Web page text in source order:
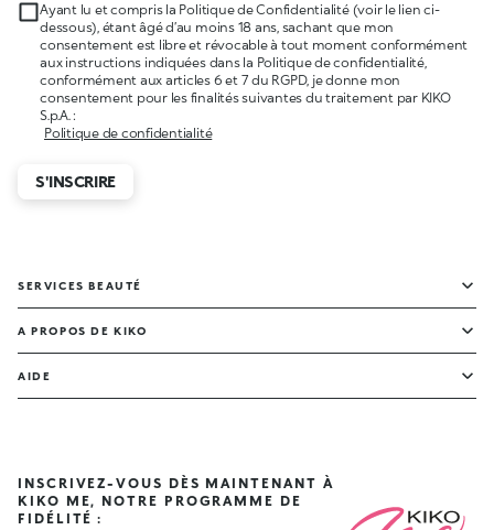
Ayant lu et compris la Politique de Confidentialité (voir le lien ci-
dessous), étant âgé d’au moins 18 ans, sachant que mon
consentement est libre et révocable à tout moment conformément
aux instructions indiquées dans la Politique de confidentialité,
conformément aux articles 6 et 7 du RGPD, je donne mon
consentement pour les finalités suivantes du traitement par KIKO
S.p.A. :
Politique de confidentialité
S'INSCRIRE
SERVICES BEAUTÉ
A PROPOS DE KIKO
AIDE
INSCRIVEZ-VOUS DÈS MAINTENANT À
KIKO ME, NOTRE PROGRAMME DE
FIDÉLITÉ :